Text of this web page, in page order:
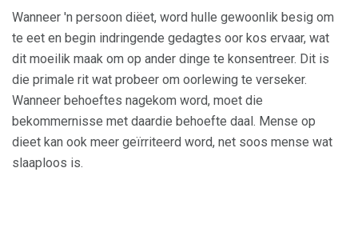
Wanneer 'n persoon diëet, word hulle gewoonlik besig om
te eet en begin indringende gedagtes oor kos ervaar, wat
dit moeilik maak om op ander dinge te konsentreer. Dit is
die primale rit wat probeer om oorlewing te verseker.
Wanneer behoeftes nagekom word, moet die
bekommernisse met daardie behoefte daal. Mense op
dieet kan ook meer geïrriteerd word, net soos mense wat
slaaploos is.